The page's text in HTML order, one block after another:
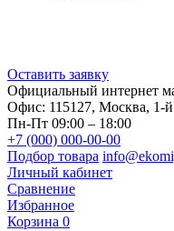
Оставить заявку
Официальный интернет
Офис: 115127, Москва, 1-
Пн-Пт 09:00 – 18:00
+7 (000) 000-00-00
Подбор товара
Личный кабинет
Сравнение
Избранное
Корзина 0